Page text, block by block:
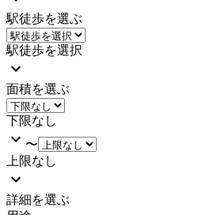
駅徒歩を選ぶ
駅徒歩を選択
面積を選ぶ
下限なし
〜
上限なし
詳細を選ぶ